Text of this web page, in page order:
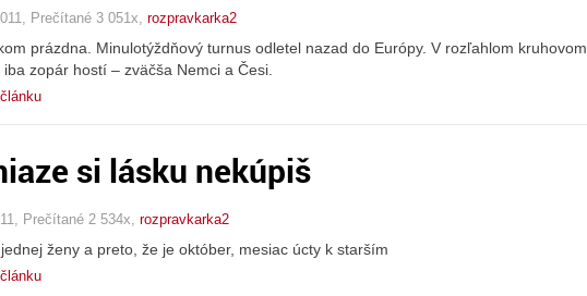
Prečítané 3 051x, rozpravkarka2
prázdna. Minulotýždňový turnus odletel nazad do Európy. V rozľahlom kruhovom
zopár hostí – zväčša Nemci a Česi.
si lásku nekúpiš
Prečítané 2 534x, rozpravkarka2
ženy a preto, že je október, mesiac úcty k starším